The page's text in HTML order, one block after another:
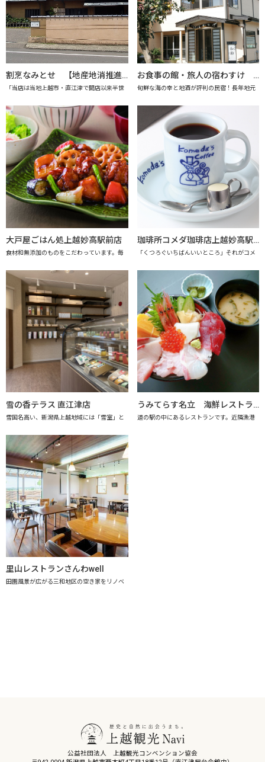
割烹なみとせ 【地産地消推進の店「プレミアム認定店」】
「当店は当地上越市・直江津で開店以来半世
お食事の館・旅人の宿わすけ 【上越市地産地消推進の店認定店】
旬鮮な海の幸と地酒が評判の民宿！長年地元
大戸屋ごはん処上越妙高駅前店
食材和無添加のものをこだわっています。毎
珈琲所コメダ珈琲店上越妙高駅前店
「くつろぐいちばんいいところ」それがコメ
雪の香テラス 直江津店
雪国名高い、新潟県上越地域には「雪室」と
うみてらす名立 海鮮レストラン「海のだいどこや」 【上越市地産地消推進の店認定店】
道の駅の中にあるレストランです。近隣漁港
里山レストランさんわwell
田園風景が広がる三和地区の空き家をリノベ
公益社団法人 上越観光コンベンション協会